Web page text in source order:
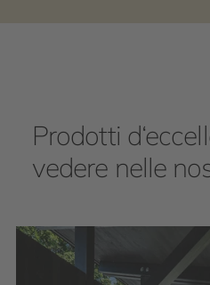
Prodotti
vedere nelle